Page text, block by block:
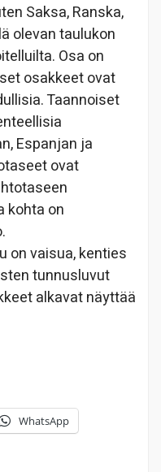
Saksa, Ranska,
olevan taulukon
Osa on
osakkeet ovat
Taannoiset
Espanjan ja
ovat
kohta on
on vaisua, kenties
tunnusluvut
alkavat näyttää
WhatsApp